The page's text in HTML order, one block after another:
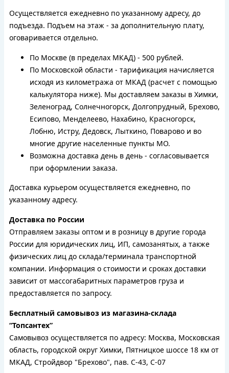
Осуществляется ежедневно по указанному адресу, до
подъезда. Подъем на этаж - за дополнительную плату,
оговаривается отдельно.
По Москве (в пределах МКАД) - 500 рублей.
По Московской области - тарификация начисляется
исходя из километража от МКАД (расчет с помощью
калькулятора ниже). Мы доставляем заказы в Химки,
Зеленоград, Солнечногорск, Долгопрудный, Брехово,
Есипово, Менделеево, Нахабино, Красногорск,
Лобню, Истру, Дедовск, Лыткино, Поварово и во
многие другие населенные пункты МО.
Возможна доставка день в день - согласовывается
при оформлении заказа.
Доставка курьером осуществляется ежедневно, по
указанному адресу.
Доставка по России
Отправляем заказы оптом и в розницу в другие города
России для юридических лиц, ИП, самозанятых, а также
физических лиц до склада/терминала транспортной
компании. Информация о стоимости и сроках доставки
зависит от массогабаритных параметров груза и
предоставляется по запросу.
Бесплатный самовывоз из магазина-склада
“Топсантех”
Самовывоз осуществляется по адресу: Москва, Московская
область, городской округ Химки, Пятницкое шоссе 18 км от
МКАД, Стройдвор "Брехово", пав. С-43, С-07